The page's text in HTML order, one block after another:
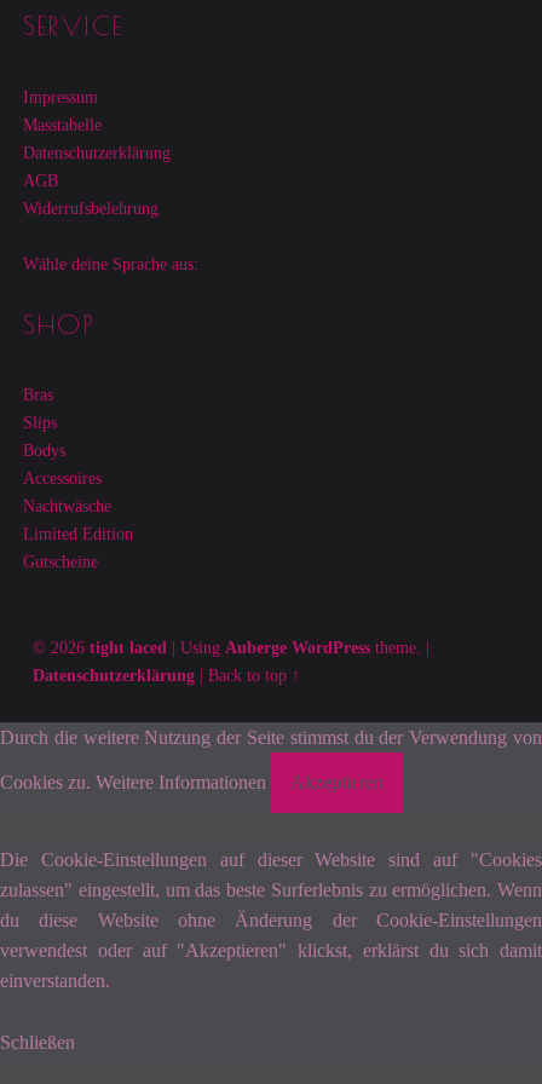
Footer sidebar
SERVICE
Impressum
Masstabelle
Datenschutzerklärung
AGB
Widerrufsbelehrung
Wähle deine Sprache aus:
SHOP
Bras
Slips
Bodys
Accessoires
Nachtwäsche
Limited Edition
Gutscheine
© 2026 tight laced | Using Auberge WordPresstheme. |
Datenschutzerklärung | Back to top ↑
Durch die weitere Nutzung der Seite stimmst du der Verwendung von
Cookies zu. Weitere Informationen Akzeptieren
Die Cookie-Einstellungen auf dieser Website sind auf "Cookies
zulassen" eingestellt, um das beste Surferlebnis zu ermöglichen. Wenn
du diese Website ohne Änderung der Cookie-Einstellungen
verwendest oder auf "Akzeptieren" klickst, erklärst du sich damit
einverstanden.
Schließen